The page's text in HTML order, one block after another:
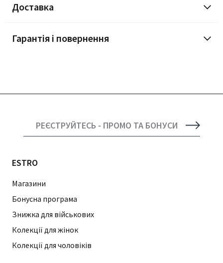
Доставка
Гарантія і повернення
РЕЄСТРУЙТЕСЬ - ПРОМО ТА БОНУСИ
ESTRO
Магазини
Бонусна програма
Знижка для військових
Колекції для жінок
Колекції для чоловіків